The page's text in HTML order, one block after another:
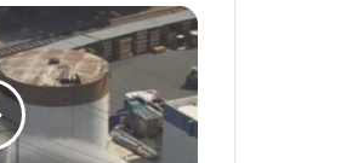
عاجل-
أوامر
بإجلاء
حوالى
40
ألف